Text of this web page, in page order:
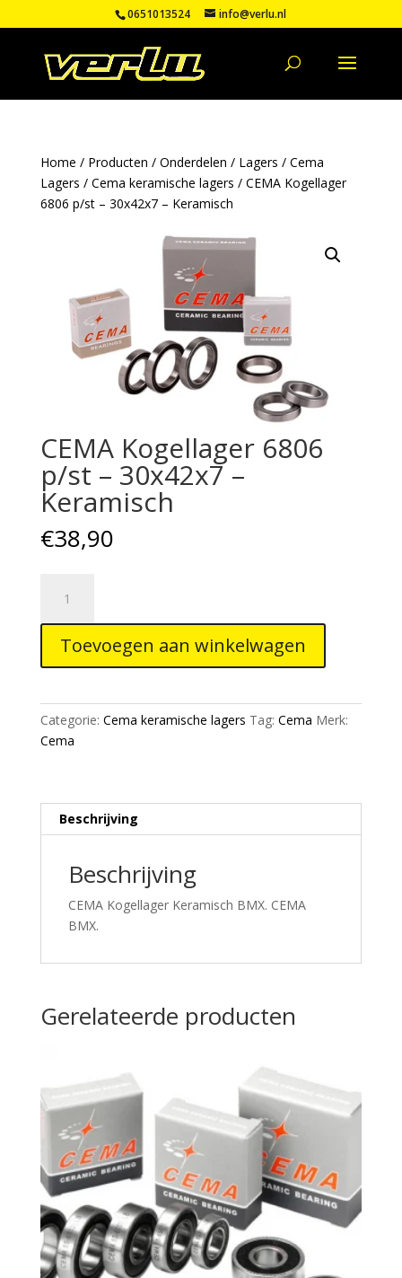
0651013524 info@verlu.nl
Home / Producten / Onderdelen / Lagers / Cema
Lagers / Cema keramische lagers / CEMA Kogellager
6806 p/st – 30x42x7 – Keramisch
CEMA Kogellager 6806
p/st – 30x42x7 –
Keramisch
€38,90
Kogellager
6806
p/st
-
-
Keramisch
aantal
Toevoegen aan winkelwagen
Categorie: Cema keramische lagers Tag: Cema Merk:
Cema
Beschrijving
Beschrijving
CEMA Kogellager Keramisch BMX. CEMA
BMX.
Gerelateerde producten